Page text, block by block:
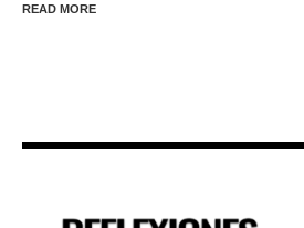
READ MORE